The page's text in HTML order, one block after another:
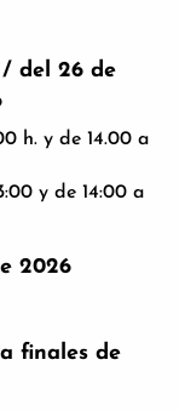
del 26 de
h. y de 14.00 a
y de 14:00 a
2026
finales de